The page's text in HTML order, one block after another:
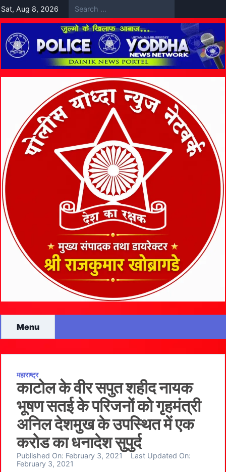
Skip
to
content
Sat, Aug 8, 2026
Menu
महाराष्ट्र
काटोल के वीर सपुत शहीद नायक
भूषण सतई के परिजनों को गृहमंत्री
अनिल देशमुख के उपस्थित में एक
करोड का धनादेश सुपुर्द
Published On: February 3, 2021
Last Updated On:
February 3, 2021